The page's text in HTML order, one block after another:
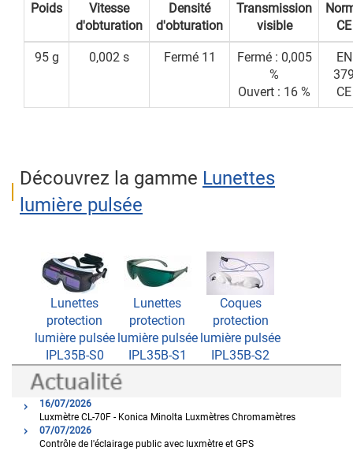
Poids
Vitesse
d'obturation
Densité
d'obturation
Transmission
visible
CE
95 g 0,002 s Fermé 11
Fermé : 0,005
%
Ouvert : 16 %
EN
CE
Découvrez la gamme Lunettes
lumière pulsée
Lunettes
protection
lumière pulsée
IPL35B-S0
Lunettes
protection
lumière pulsée
IPL35B-S1
Coques
protection
lumière pulsée
IPL35B-S2
16/07/2026
Luxmètre CL-70F - Konica Minolta Luxmètres Chromamètres
07/07/2026
Contrôle de l'éclairage public avec luxmètre et GPS